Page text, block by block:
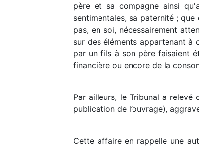
père et sa compagne ainsi
sentimentales, sa paternité ;
pas, en soi, nécessairement
sur des éléments appartenant à
par un fils à son père faisaient
financière ou encore de la
Par ailleurs, le Tribunal a
publication de l’ouvrage),
Cette affaire en rappelle une